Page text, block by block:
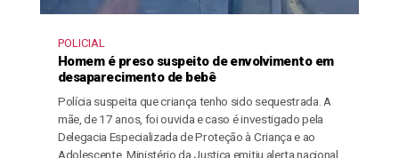
POLICIAL
Homem é preso suspeito de envolvimento em
desaparecimento de bebê
Polícia suspeita que criança tenho sido sequestrada. A
mãe, de 17 anos, foi ouvida e caso é investigado pela
Delegacia Especializada de Proteção à Criança e ao
Adolescente. Ministério da Justiça emitiu alerta nacional